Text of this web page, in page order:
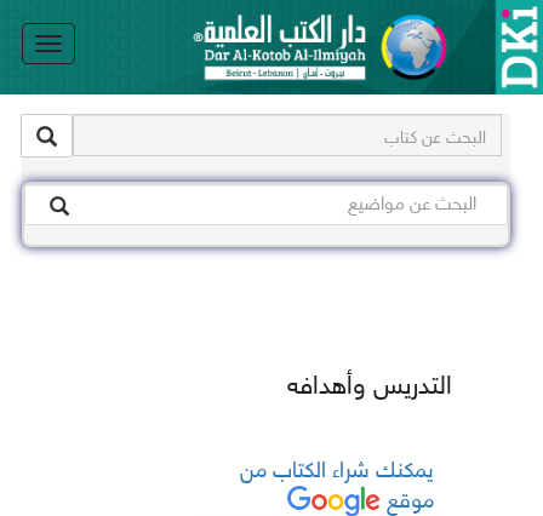
التدريس وأهدافه
يمكنك شراء الكتاب من
موقع